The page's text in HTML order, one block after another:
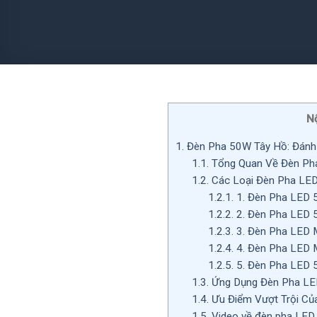
1. Đèn Pha 50W Tây Hồ:
1.1. Tổng Quan Về Đèn
1.2. Các Loại Đèn Pha
1.2.1. 1. Đèn Pha LED
1.2.2. 2. Đèn Pha LED
1.2.3. 3. Đèn Pha LED
1.2.4. 4. Đèn Pha LED
1.2.5. 5. Đèn Pha LED
1.3. Ứng Dụng Đèn Pha
1.4. Ưu Điểm Vượt Trội